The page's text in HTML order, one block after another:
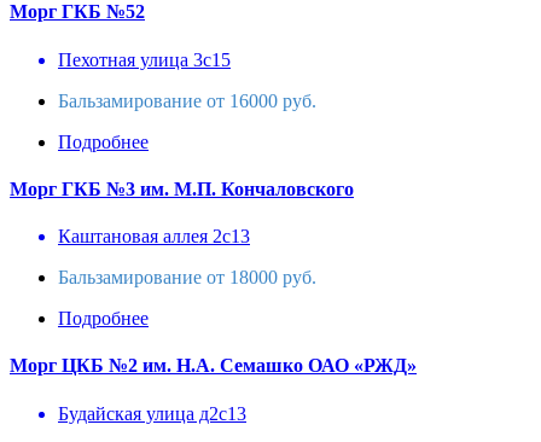
Морг ГКБ №52
Пехотная улица 3с15
Бальзамирование от 16000 руб.
Подробнее
Морг ГКБ №3 им. М.П. Кончаловского
Каштановая аллея 2с13
Бальзамирование от 18000 руб.
Подробнее
Морг ЦКБ №2 им. Н.А. Семашко ОАО «РЖД»
Будайская улица д2с13